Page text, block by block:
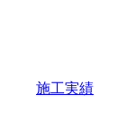
施工実績